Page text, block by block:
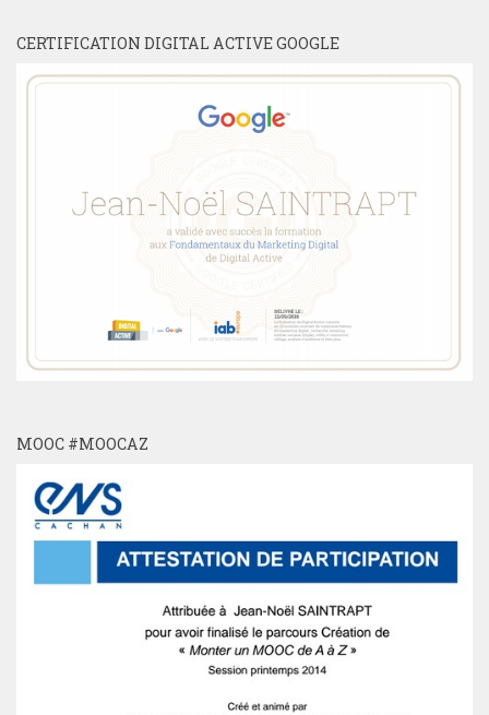
CERTIFICATION DIGITAL ACTIVE GOOGLE
MOOC #MOOCAZ